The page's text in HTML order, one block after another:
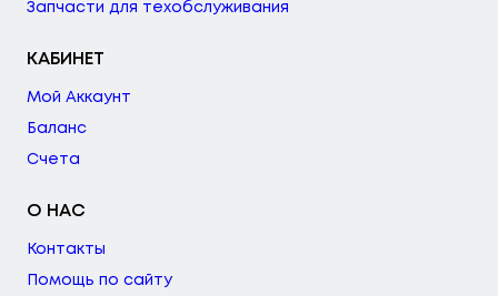
Запчасти для техобслуживания
КАБИНЕТ
Мой Аккаунт
Баланс
Счета
О НАС
Контакты
Помощь по сайту